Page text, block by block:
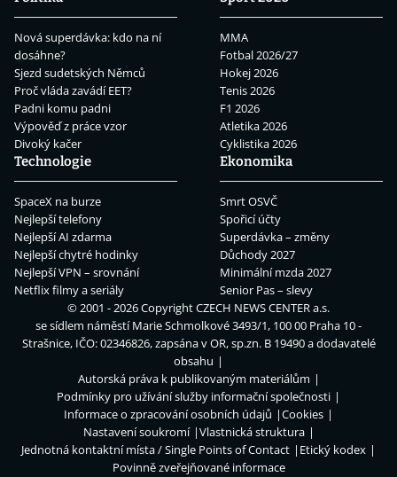
Nová superdávka: kdo na ní
dosáhne?
Sjezd sudetských Němců
Proč vláda zavádí EET?
Padni komu padni
Výpověď z práce vzor
Divoký kačer
MMA
Fotbal 2026/27
Hokej 2026
Tenis 2026
F1 2026
Atletika 2026
Cyklistika 2026
Technologie
SpaceX na burze
Nejlepší telefony
Nejlepší AI zdarma
Nejlepší chytré hodinky
Nejlepší VPN – srovnání
Netflix filmy a seriály
Ekonomika
Smrt OSVČ
Spořicí účty
Superdávka – změny
Důchody 2027
Minimální mzda 2027
Senior Pas – slevy
© 2001 - 2026 CopyrightCZECH NEWS CENTER a.s.
se sídlem náměstí Marie Schmolkové 3493/1, 100 00 Praha 10 -
Strašnice, IČO: 02346826, zapsána v OR, sp.zn. B 19490 a dodavatelé
obsahu
Autorská práva k publikovaným materiálům
Podmínky pro užívání služby informační společnosti
Informace o zpracování osobních údajů
Cookies
Nastavení soukromí
Vlastnická struktura
Jednotná kontaktní místa / Single Points of Contact
Etický kodex
Povinně zveřejňované informace